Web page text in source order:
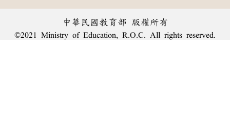
中華民國教育部 版權所有
©2021 Ministry of Education, R.O.C. All rights reserved.